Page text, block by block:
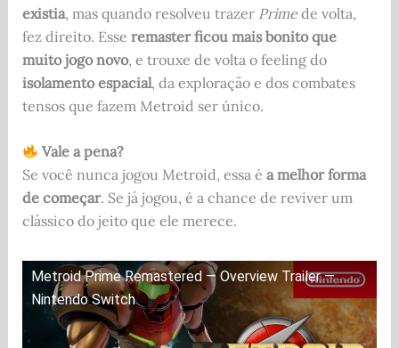
existia, mas quando resolveu trazer Primede volta,
fez direito. Esse remaster ficou mais bonito que
muito jogo novo, e trouxe de volta o feeling do
isolamento espacial, da exploração e dos combates
tensos que fazem Metroid ser único.
Vale a pena?
Se você nunca jogou Metroid, essa é a melhor forma
de começar. Se já jogou, é a chance de reviver um
clássico do jeito que ele merece.
Metroid Prime Remastered — Overview Trailer —
Nintendo Switch